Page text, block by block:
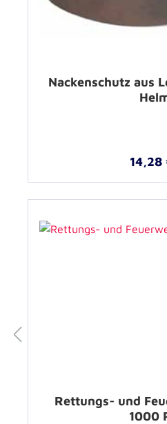
Nackenschutz aus
14,28
Rettungs- und
1000